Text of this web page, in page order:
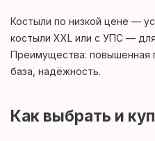
Костыли по низкой цене —
костыли XXL или с УПС —
Преимущества: повышенная
база, надёжность.
Как выбрать и